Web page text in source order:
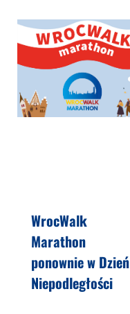
WrocWalk
Marathon
ponownie w Dzień
Niepodległości